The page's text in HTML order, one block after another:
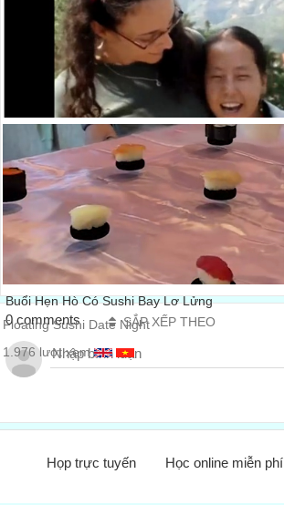
7.964 lượt xem
Hướng dẫn viên du lịch giỏi nhất tại Sapa, Việ...
The best Tour guide in Sapa Viet...
30.926 lượt xem
Buổi Hẹn Hò Có Sushi Bay Lơ Lửng
Floating Sushi Date Night
1.976 lượt xem
0 comments SẮP XẾP THEO
Họp trực tuyến Học online miễn phí